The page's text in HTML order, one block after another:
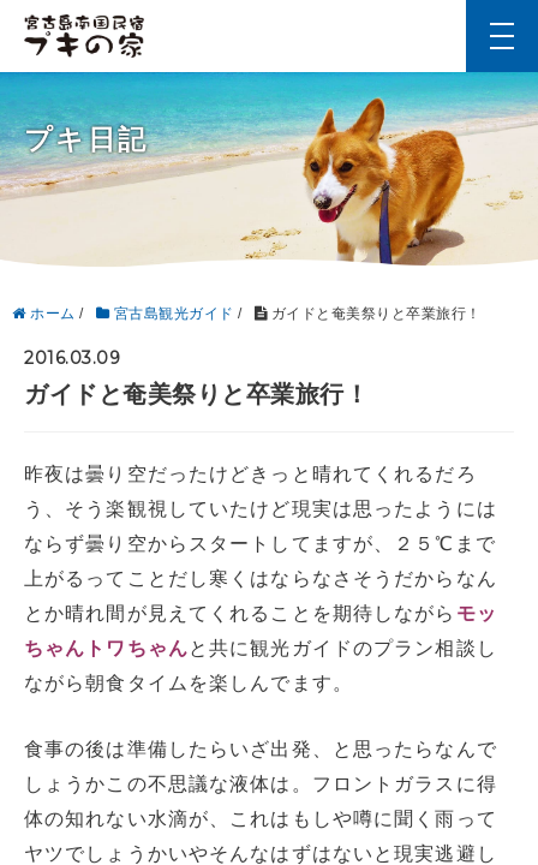
プキ日記
ホーム / 宮古島観光ガイド / ガイドと奄美祭りと卒業旅行！
2016.03.09
ガイドと奄美祭りと卒業旅行！
昨夜は曇り空だったけどきっと晴れてくれるだろ
う、そう楽観視していたけど現実は思ったようには
ならず曇り空からスタートしてますが、２５℃まで
上がるってことだし寒くはならなさそうだからなん
とか晴れ間が見えてくれることを期待しながら モッ
ちゃんトワちゃんと共に観光ガイドのプラン相談し
ながら朝食タイムを楽しんでます。
食事の後は準備したらいざ出発、と思ったらなんで
しょうかこの不思議な液体は。フロントガラスに得
体の知れない水滴が、これはもしや噂に聞く雨って
ヤツでしょうかいやそんなはずはないと現実逃避し
t
o
g
g
l
v
a